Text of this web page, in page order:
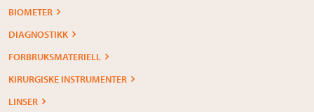
BIOMETER
DIAGNOSTIKK
FORBRUKSMATERIELL
KIRURGISKE INSTRUMENTER
LINSER